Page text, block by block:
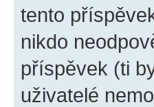
tento
nikdo
příspěvek (ti
uživatelé